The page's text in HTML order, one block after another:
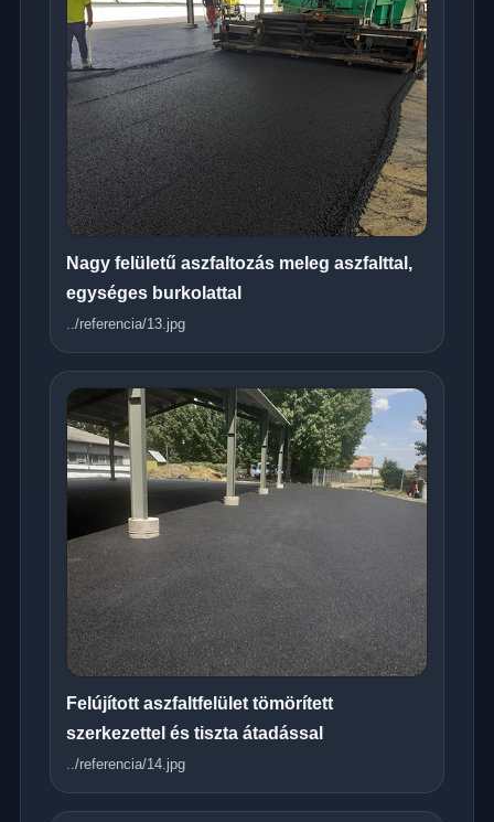
Nagy felületű aszfaltozás meleg aszfalttal,
egységes burkolattal
../referencia/13.jpg
Felújított aszfaltfelület tömörített
szerkezettel és tiszta átadással
../referencia/14.jpg